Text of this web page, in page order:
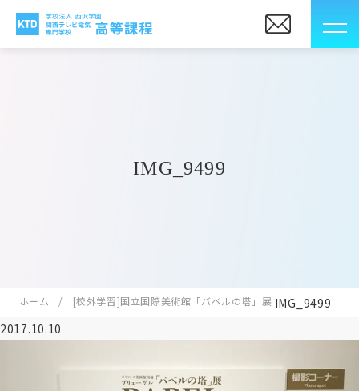
IMG_9499
ホーム [校外学習]国立国際美術館「バベルの塔」展 IMG_9499
2017.10.10